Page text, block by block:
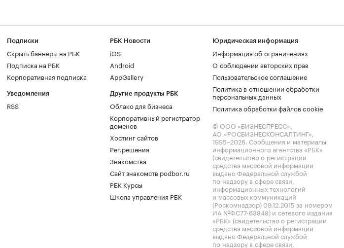
Подписки
Скрыть баннеры на РБК
Подписка на РБК
Корпоративная подписка
Уведомления
RSS
РБК Новости
iOS
Android
AppGallery
Другие продукты РБК
Облако для бизнеса
Корпоративный регистратор
доменов
Хостинг сайтов
Рег.решения
Знакомства
Сайт знакомств podbor.ru
РБК Курсы
Школа управления РБК
Юридическая информация
Информация об ограничениях
О соблюдении авторских прав
Пользовательское соглашение
Политика в отношении обработки
персональных данных
Политика обработки файлов cookie
© ООО «БИЗНЕСПРЕСС»,
АО «РОСБИЗНЕСКОНСАЛТИНГ»,
1995–2026. Сообщения и материалы
информационного агентства «РБК»
(свидетельство о регистрации
средства массовой информации
выдано Федеральной службой
по надзору в сфере связи,
информационных технологий
и массовых коммуникаций
(Роскомнадзор) 09.12.2015 за номером
ИА №ФС77-63848) и сетевого издания
«РБК» (свидетельство о регистрации
средства массовой информации
выдано Федеральной службой
по надзору в сфере связи,